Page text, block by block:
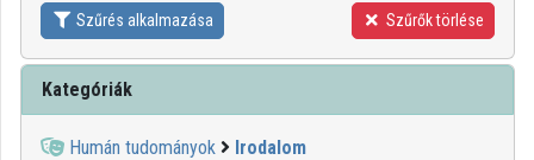
Intézmények
Közreműködők
Szűrés alkalmazása Szűrők törlése
Kategóriák
Humán tudományok
Irodalom